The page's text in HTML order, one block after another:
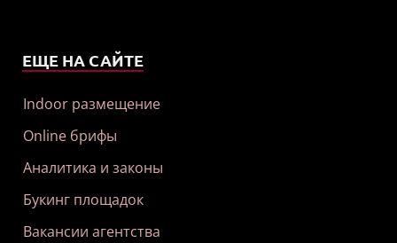
ЕЩЕ НА САЙТЕ
Indoor размещение
Online брифы
Аналитика и законы
Букинг площадок
Вакансии агентства